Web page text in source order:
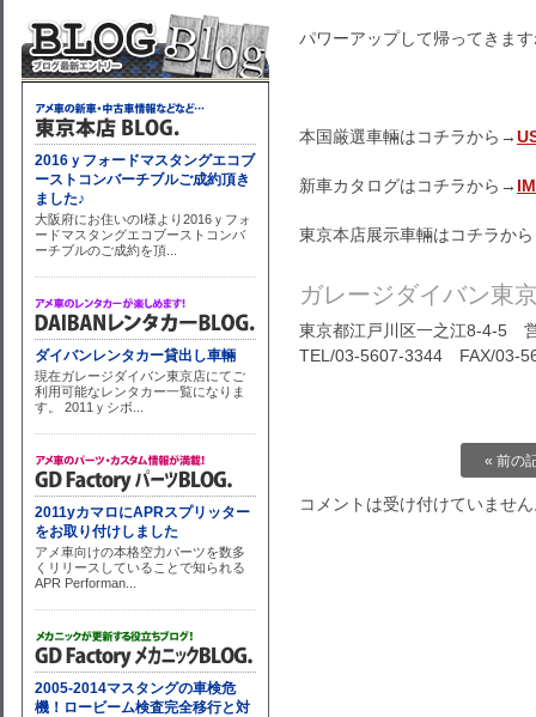
パワーアップして帰ってきま
本国厳選車輛はコチラから→
新車カタログはコチラから→
東京本店展示車輛はコチラか
ガレージダイバン東
東京都江戸川区一之江8-4-5
TEL/03-5607-3344 FAX/03-
« 前の
コメントは受け付けていませ